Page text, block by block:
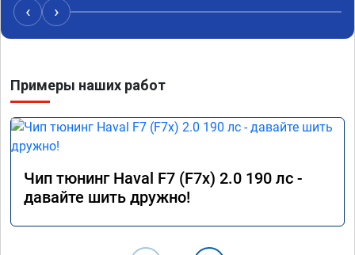
‹ ›
Примеры наших работ
Чип тюнинг Haval F7 (F7x) 2.0 190 лс -
давайте шить дружно!